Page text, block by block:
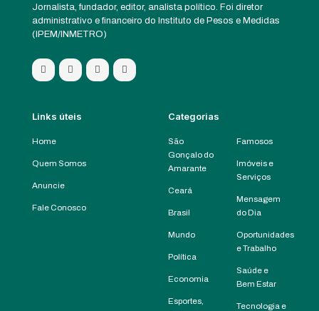
Jornalista, fundador, editor, analista político. Foi diretor
administrativo e financeiro do Instituto de Pesos e Medidas
(IPEM/INMETRO)
Links úteis
Home
Quem Somos
Anuncie
Fale Conosco
Categorias
São
Gonçalo do
Amarante
Ceará
Brasil
Mundo
Política
Economia
Esportes,
Famosos
Imóveis e
Serviços
Mensagem
do Dia
Oportunidades
e Trabalho
Saúde e
Bem Estar
Tecnologia e